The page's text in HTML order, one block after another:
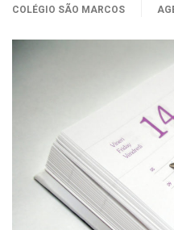
COLÉGIO SÃO MARCOS